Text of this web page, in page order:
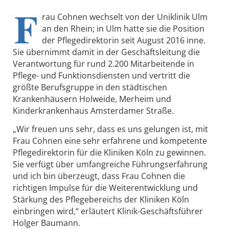
F rau Cohnen wechselt von der Uniklinik Ulm
an den Rhein; in Ulm hatte sie die Position
der Pflegedirektorin seit August 2016 inne.
Sie übernimmt damit in der Geschäftsleitung die
Verantwortung für rund 2.200 Mitarbeitende in
Pflege- und Funktionsdiensten und vertritt die
größte Berufsgruppe in den städtischen
Krankenhäusern Holweide, Merheim und
Kinderkrankenhaus Amsterdamer Straße.
„Wir freuen uns sehr, dass es uns gelungen ist, mit
Frau Cohnen eine sehr erfahrene und kompetente
Pflegedirektorin für die Kliniken Köln zu gewinnen.
Sie verfügt über umfangreiche Führungserfahrung
und ich bin überzeugt, dass Frau Cohnen die
richtigen Impulse für die Weiterentwicklung und
Stärkung des Pflegebereichs der Kliniken Köln
einbringen wird,“ erläutert Klinik-Geschäftsführer
Holger Baumann.